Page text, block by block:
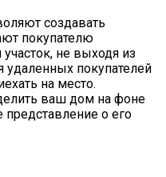
создавать
покупателю
не выходя из
удаленных покупателей
на место.
ваш дом на фоне
представление о его